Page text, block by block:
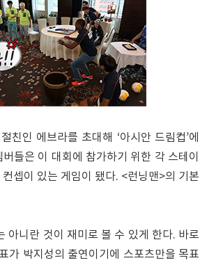
인 에브라를 초대해 ‘아시안 드림컵’에
들은 이 대회에 참가하기 위한 각 스테이
셉이 있는 게임이 됐다. <런닝맨>의 기본
아니란 것이 재미로 볼 수 있게 한다. 바로
가 박지성의 출연이기에 스포츠만을 목표